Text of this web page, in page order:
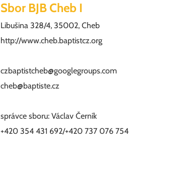
Sbor BJB Cheb I
Libušina 328/4, 35002, Cheb
http://www.cheb.baptistcz.org
czbaptistcheb@googlegroups.com
cheb@baptiste.cz
správce sboru: Václav Černík
+420 354 431 692/+420 737 076 754